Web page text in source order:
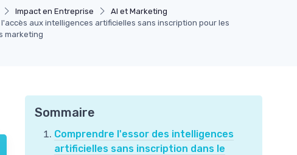
Impact en Entreprise
AI et Marketing
l'accès aux intelligences artificielles sans inscription pour les
marketing
Sommaire
Comprendre l'essor des intelligences
artificielles sans inscription dans le